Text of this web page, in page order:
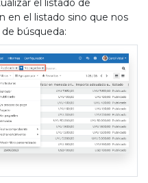
el listado de
en el listado sino que nos
búsqueda: